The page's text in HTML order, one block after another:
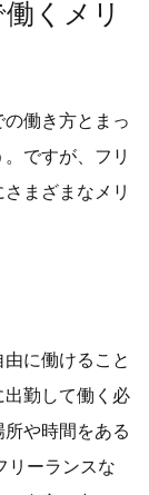
くメリ
働き方とまっ
ですが、フリ
まざまなメリ
に働けること
勤して働く必
や時間をある
リーランスな